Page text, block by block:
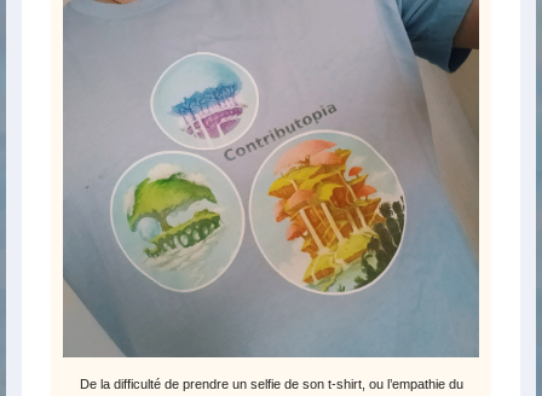
De la difficulté de prendre un selfie de son t-shirt, ou l’empathie du